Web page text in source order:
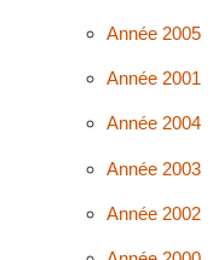
Année 2005
Année 2001
Année 2004
Année 2003
Année 2002